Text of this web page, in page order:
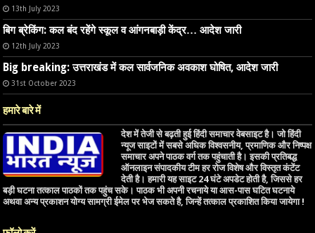
13th July 2023
बिग ब्रेकिंग: कल बंद रहेंगे स्कूल व आंगनबाड़ी केंद्र… आदेश जारी
12th July 2023
Big breaking: उत्तराखंड में कल सार्वजनिक अवकाश घोषित, आदेश जारी
31st October 2023
हमारे बारे में
देश में तेजी से बढ़ती हुई हिंदी समाचार वेबसाइट है। जो हिंदी
न्यूज साइटों में सबसे अधिक विश्वसनीय, प्रमाणिक और निष्पक्ष
समाचार अपने पाठक वर्ग तक पहुंचाती है। इसकी प्रतिबद्ध
ऑनलाइन संपादकीय टीम हर रोज विशेष और विस्तृत कंटेंट
देती है। हमारी यह साइट 24 घंटे अपडेट होती है, जिससे हर
बड़ी घटना तत्काल पाठकों तक पहुंच सके। पाठक भी अपनी रचनाये या आस-पास घटित घटनाये
अथवा अन्य प्रकाशन योग्य सामग्री ईमेल पर भेज सकते है, जिन्हें तत्काल प्रकाशित किया जायेगा !